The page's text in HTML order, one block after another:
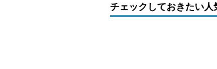
チェックしておきたい人